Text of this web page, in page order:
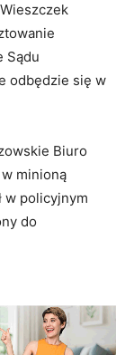
Sądu
odbędzie się w
Biuro
minioną
w policyjnym
do